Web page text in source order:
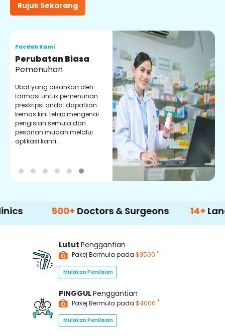
Rujuk Sekarang
Faedah Kami
Perubatan Biasa
Pemenuhan
Ubat yang disahkan oleh
farmasi untuk pemenuhan
preskripsi anda. dapatkan
kemas kini tetap mengenai
pengisian semula dan
pesanan mudah melalui
aplikasi kami.
500+ Doctors & Surgeons 14+ Language
Lutut Penggantian
Pakej Bermula pada $3500 *
Mulakan Penilaian
PINGGULPenggantian
Pakej Bermula pada $4000 *
Mulakan Penilaian